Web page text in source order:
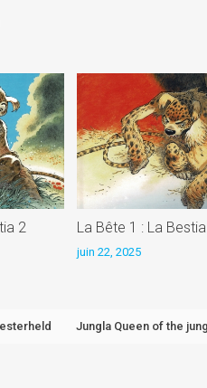
2 La Bête 1 : La Bestia
juin 22, 2025
Jungla Queen of the